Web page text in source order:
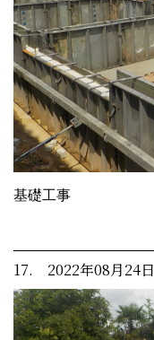
基礎工事
17. 2022年08月24日